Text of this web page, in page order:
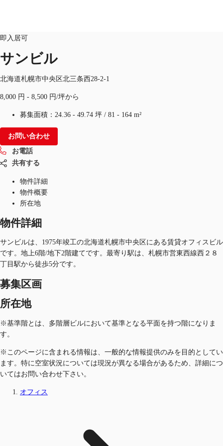
地図検索
記事
仲介会社様はこちらへ
JP
お電話 お問合せ
即入居可
サンビル
北海道札幌市中央区北三条西28-2-1
8,000 円 - 8,500 円/坪から
募集面積： 24.36 - 49.74 坪 / 81 - 164 m²
お問い合わせ
お電話
共有する
物件詳細
物件概要
所在地
物件詳細
サンビルは、1975年竣工の北海道札幌市中央区にある賃貸オフィスビル
です。地上6階/地下2階建てです。最寄り駅は、札幌市営東西線西２８
丁目駅から徒歩5分です。
募集区画
所在地
※基準階とは、多階層ビルにおいて基準となる平面を持つ階になりま
す。
※このページに含まれる情報は、一般的な情報提供のみを目的としてい
ます。特に空室状況については現況が異なる場合があるため、詳細につ
いてはお問い合わせ下さい。
オフィス